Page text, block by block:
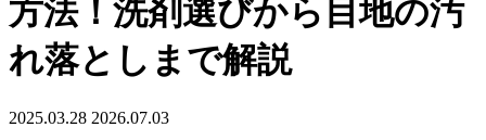
方法！洗剤選びから目地の汚
れ落としまで解説
2025.03.28 2026.07.03